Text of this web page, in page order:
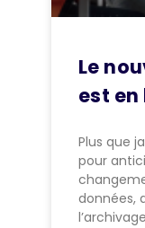
Le
est en
Plus que
pour
données,